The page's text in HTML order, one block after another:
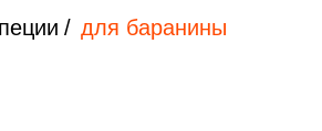
/ для баранины